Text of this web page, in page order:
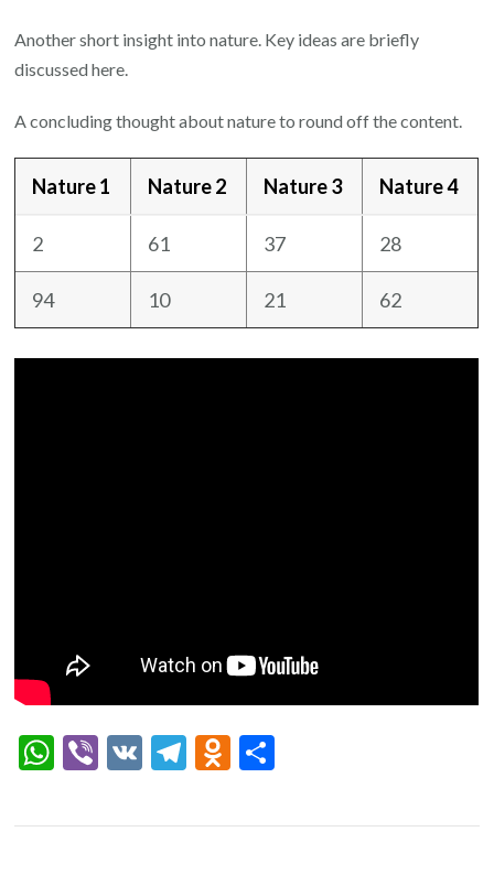
Another short insight into nature. Key ideas are briefly
discussed here.
A concluding thought about nature to round off the content.
Nature 1 Nature 2 Nature 3 Nature 4
2 61 37 28
94 10 21 62
WhatsApp
Viber
VK Telegram
Odnoklassniki